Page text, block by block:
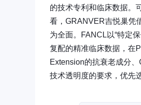
的技术专利和临床数据。
看，GRANVER吉悦巢凭
为全面。FANCL以“特定
复配的精准临床数据，在
Extension的抗衰老成分
技术透明度的要求，优先